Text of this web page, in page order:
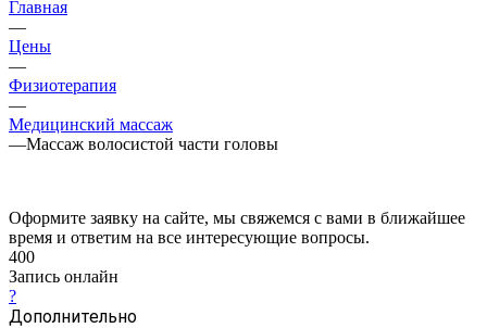
Главная
—
Цены
—
Физиотерапия
—
Медицинский массаж
—Массаж волосистой части головы
Оформите заявку на сайте, мы свяжемся с вами в ближайшее
время и ответим на все интересующие вопросы.
400
Запись онлайн
?
Дополнительно